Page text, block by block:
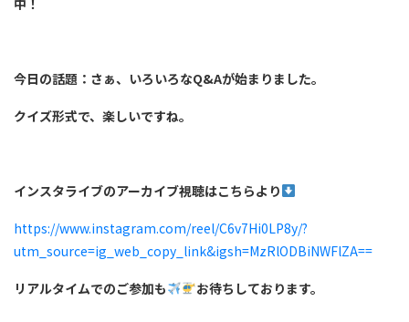
中！
今日の話題：さぁ、いろいろなQ&Aが始まりました。
クイズ形式で、楽しいですね。
インスタライブのアーカイブ視聴はこちらより
https://www.instagram.com/reel/C6v7Hi0LP8y/?
utm_source=ig_web_copy_link&igsh=MzRlODBiNWFlZA==
リアルタイムでのご参加も お待ちしております。